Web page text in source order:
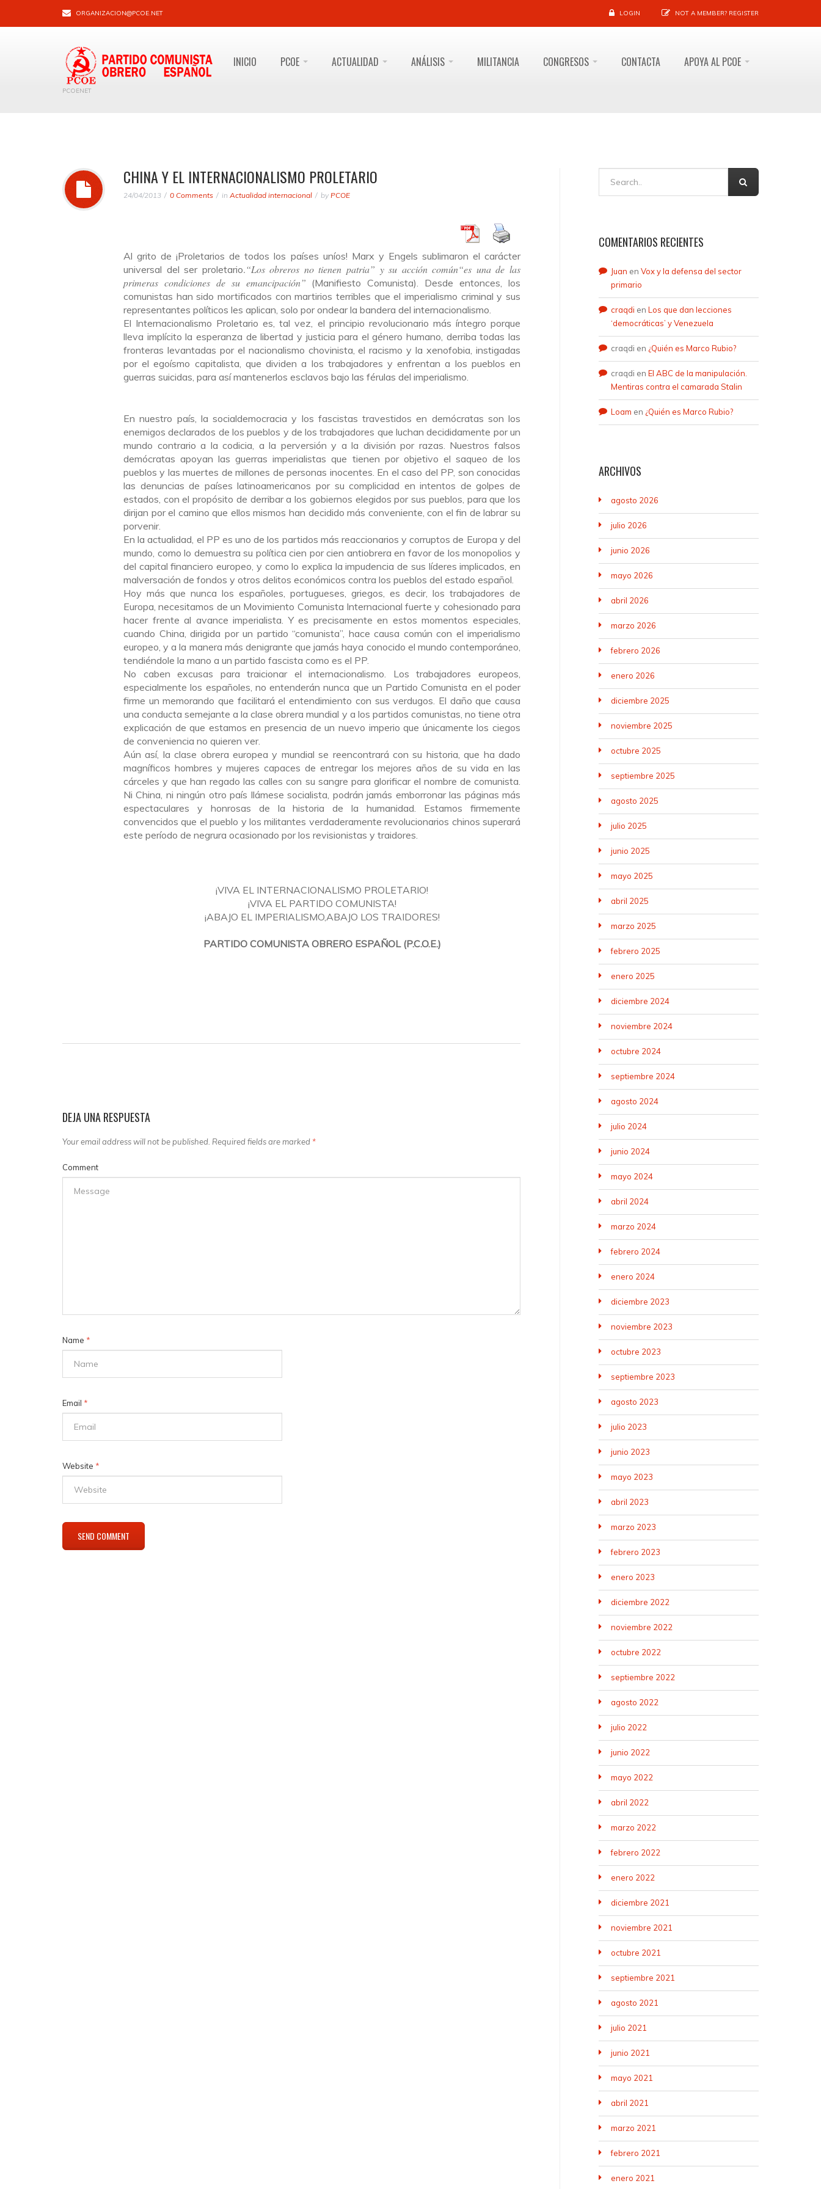
ORGANIZACION@PCOE.NET LOGIN NOT A MEMBER? REGISTER
PCOENET
INICIO PCOE ACTUALIDAD ANÁLISIS MILITANCIA CONGRESOS CONTACTA APOYA AL PCOE
CHINA Y EL INTERNACIONALISMO PROLETARIO
24/04/2013 0 Comments in Actualidad internacional by PCOE
Al grito de ¡Proletarios de todos los países uníos! Marx y Engels sublimaron el carácter
universal del ser proletario.“Los obreros no tienen patria” y su acción común“es una de las
primeras condiciones de su emancipación” (Manifiesto Comunista). Desde entonces, los
comunistas han sido mortificados con martirios terribles que el imperialismo criminal y sus
representantes políticos les aplican, solo por ondear la bandera del internacionalismo.
El Internacionalismo Proletario es, tal vez, el principio revolucionario más íntegro porque
lleva implícito la esperanza de libertad y justicia para el género humano, derriba todas las
fronteras levantadas por el nacionalismo chovinista, el racismo y la xenofobia, instigadas
por el egoísmo capitalista, que dividen a los trabajadores y enfrentan a los pueblos en
guerras suicidas, para así mantenerlos esclavos bajo las férulas del imperialismo.
En nuestro país, la socialdemocracia y los fascistas travestidos en demócratas son los
enemigos declarados de los pueblos y de los trabajadores que luchan decididamente por un
mundo contrario a la codicia, a la perversión y a la división por razas. Nuestros falsos
demócratas apoyan las guerras imperialistas que tienen por objetivo el saqueo de los
pueblos y las muertes de millones de personas inocentes. En el caso del PP, son conocidas
las denuncias de países latinoamericanos por su complicidad en intentos de golpes de
estados, con el propósito de derribar a los gobiernos elegidos por sus pueblos, para que los
dirijan por el camino que ellos mismos han decidido más conveniente, con el fin de labrar su
porvenir.
En la actualidad, el PP es uno de los partidos más reaccionarios y corruptos de Europa y del
mundo, como lo demuestra su política cien por cien antiobrera en favor de los monopolios y
del capital financiero europeo, y como lo explica la impudencia de sus líderes implicados, en
malversación de fondos y otros delitos económicos contra los pueblos del estado español.
Hoy más que nunca los españoles, portugueses, griegos, es decir, los trabajadores de
Europa, necesitamos de un Movimiento Comunista Internacional fuerte y cohesionado para
hacer frente al avance imperialista. Y es precisamente en estos momentos especiales,
cuando China, dirigida por un partido “comunista”, hace causa común con el imperialismo
europeo, y a la manera más denigrante que jamás haya conocido el mundo contemporáneo,
tendiéndole la mano a un partido fascista como es el PP.
No caben excusas para traicionar el internacionalismo. Los trabajadores europeos,
especialmente los españoles, no entenderán nunca que un Partido Comunista en el poder
firme un memorando que facilitará el entendimiento con sus verdugos. El daño que causa
una conducta semejante a la clase obrera mundial y a los partidos comunistas, no tiene otra
explicación de que estamos en presencia de un nuevo imperio que únicamente los ciegos
de conveniencia no quieren ver.
Aún así, la clase obrera europea y mundial se reencontrará con su historia, que ha dado
magníficos hombres y mujeres capaces de entregar los mejores años de su vida en las
cárceles y que han regado las calles con su sangre para glorificar el nombre de comunista.
Ni China, ni ningún otro país llámese socialista, podrán jamás emborronar las páginas más
espectaculares y honrosas de la historia de la humanidad. Estamos firmemente
convencidos que el pueblo y los militantes verdaderamente revolucionarios chinos superará
este período de negrura ocasionado por los revisionistas y traidores.
¡VIVA EL INTERNACIONALISMO PROLETARIO!
¡VIVA EL PARTIDO COMUNISTA!
¡ABAJO EL IMPERIALISMO,ABAJO LOS TRAIDORES!
PARTIDO COMUNISTA OBRERO ESPAÑOL (P.C.O.E.)
DEJA UNA RESPUESTA
Your email address will not be published. Required fields are marked *
Comment
Name *
Email *
Website *
COMENTARIOS RECIENTES
Juan en Vox y la defensa del sector
primario
craqdi en Los que dan lecciones
‘democráticas’ y Venezuela
craqdi en ¿Quién es Marco Rubio?
craqdi en El ABC de la manipulación.
Mentiras contra el camarada Stalin
Loam en ¿Quién es Marco Rubio?
ARCHIVOS
agosto 2026
julio 2026
junio 2026
mayo 2026
abril 2026
marzo 2026
febrero 2026
enero 2026
diciembre 2025
noviembre 2025
octubre 2025
septiembre 2025
agosto 2025
julio 2025
junio 2025
mayo 2025
abril 2025
marzo 2025
febrero 2025
enero 2025
diciembre 2024
noviembre 2024
octubre 2024
septiembre 2024
agosto 2024
julio 2024
junio 2024
mayo 2024
abril 2024
marzo 2024
febrero 2024
enero 2024
diciembre 2023
noviembre 2023
octubre 2023
septiembre 2023
agosto 2023
julio 2023
junio 2023
mayo 2023
abril 2023
marzo 2023
febrero 2023
enero 2023
diciembre 2022
noviembre 2022
octubre 2022
septiembre 2022
agosto 2022
julio 2022
junio 2022
mayo 2022
abril 2022
marzo 2022
febrero 2022
enero 2022
diciembre 2021
noviembre 2021
octubre 2021
septiembre 2021
agosto 2021
julio 2021
junio 2021
mayo 2021
abril 2021
marzo 2021
febrero 2021
enero 2021